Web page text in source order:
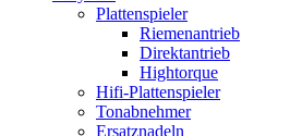
Plattenspieler
Riemenantrieb
Direktantrieb
Hightorque
Hifi-Plattenspieler
Tonabnehmer
Ersatznadeln